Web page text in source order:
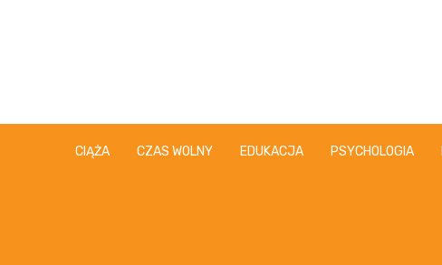
CIĄŻA CZAS WOLNY EDUKACJA PSYCHOLOGIA